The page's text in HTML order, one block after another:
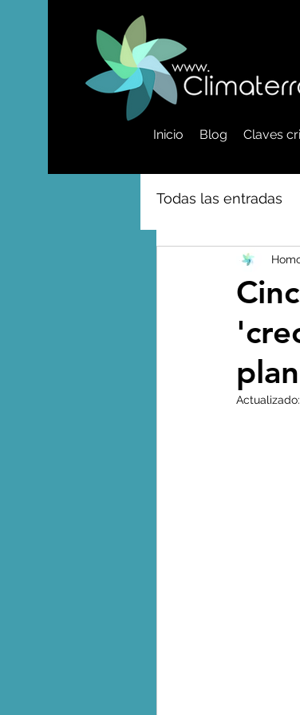
Inicio Blog Claves
Todas las entradas
Activismo -
Amazonas -
Biodiversidad -
Actualizado: